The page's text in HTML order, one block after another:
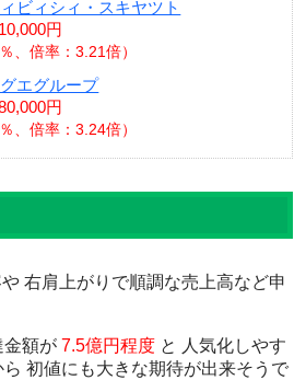
ビィシィ・スキヤツト
円
、倍率：3.21倍
エグループ
円
、倍率：3.24倍
右肩上がりで順調な売上高など申
金額が 7.5億円程度 と 人気化しやす
初値にも大きな期待が出来そうで